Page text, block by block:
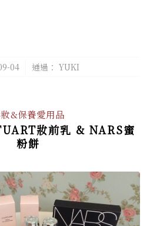
04 通過： YUKI
&保養愛用品
妝前乳 & NARS蜜
粉餅